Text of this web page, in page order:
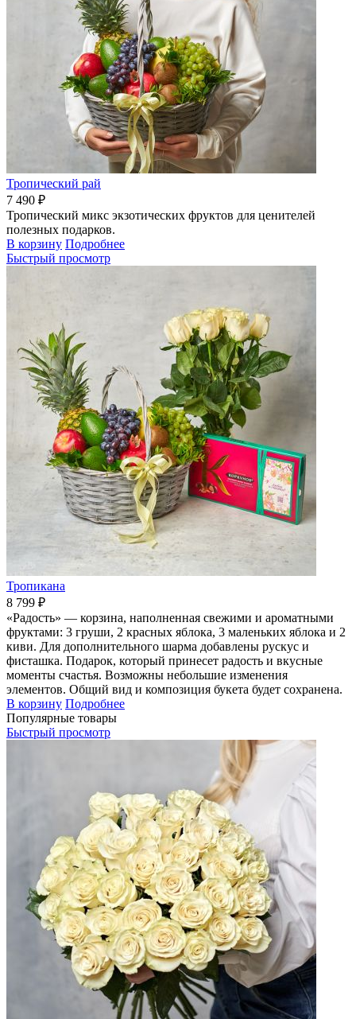
Тропический рай
7 490 ₽
Тропический микс экзотических фруктов для ценителей
полезных подарков.
В корзину Подробнее
Быстрый просмотр
Тропикана
8 799 ₽
«Радость» — корзина, наполненная свежими и ароматными
фруктами: 3 груши, 2 красных яблока, 3 маленьких яблока и 2
киви. Для дополнительного шарма добавлены рускус и
фисташка. Подарок, который принесет радость и вкусные
моменты счастья. Возможны небольшие изменения
элементов. Общий вид и композиция букета будет сохранена.
В корзину Подробнее
Популярные товары
Быстрый просмотр